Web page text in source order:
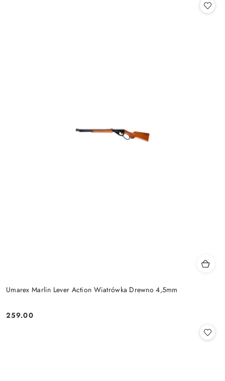
Umarex Marlin Lever Action Wiatrówka Drewno 4,5mm
Cena:
259.00